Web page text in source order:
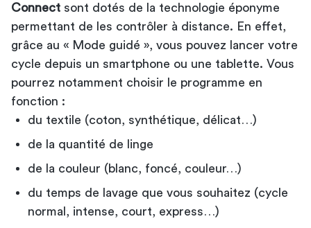
Connect sont dotés de la technologie éponyme
permettant de les contrôler à distance. En effet,
grâce au « Mode guidé », vous pouvez lancer votre
cycle depuis un smartphone ou une tablette. Vous
pourrez notamment choisir le programme en
fonction :
du textile (coton, synthétique, délicat…)
de la quantité de linge
de la couleur (blanc, foncé, couleur…)
du temps de lavage que vous souhaitez (cycle
normal, intense, court, express…)